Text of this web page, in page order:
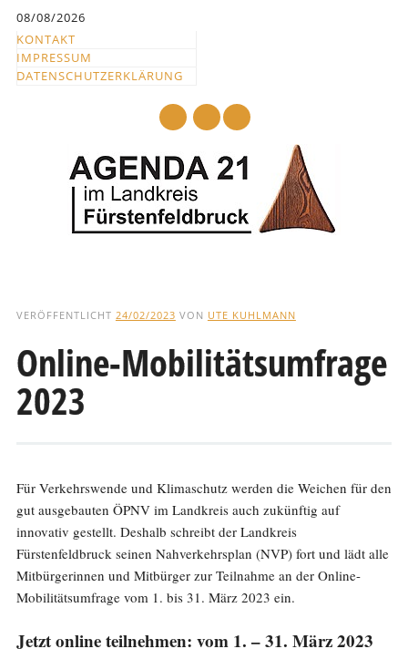
springen
08/08/2026
KONTAKT
IMPRESSUM
DATENSCHUTZERKLÄRUNG
und
Text
VERÖFFENTLICHT 24/02/2023 VON UTE KUHLMANN
Online-Mobilitätsumfrage
2023
Für Verkehrswende und Klimaschutz werden die Weichen für den
gut ausgebauten ÖPNV im Landkreis auch zukünftig auf
innovativ gestellt. Deshalb schreibt der Landkreis
Fürstenfeldbruck seinen Nahverkehrsplan (NVP) fort und lädt alle
Mitbürgerinnen und Mitbürger zur Teilnahme an der Online-
Mobilitätsumfrage vom 1. bis 31. März 2023 ein.
Jetzt online teilnehmen: vom 1. – 31. März 2023